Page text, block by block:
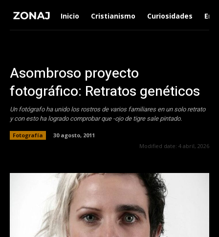
Inicio Cristianismo Curiosidades
Asombroso proyecto
fotográfico: Retratos genéticos
Un fotógrafo ha unido los rostros de varios familiares en un solo retrato
y con esto ha logrado comprobar que -ojo de tigre sale pintado.
Fotografía
30 agosto, 2011
Modified date: 4 abril, 2026